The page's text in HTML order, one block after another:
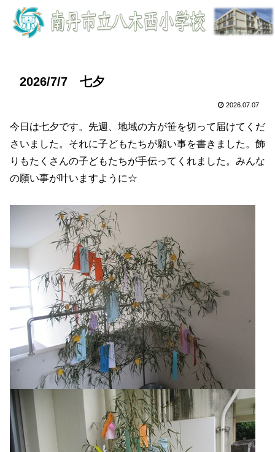
2026/7/7 七夕
2026.07.07
今日は七夕です。先週、地域の方が笹を切って届けてくだ
さいました。それに子どもたちが願い事を書きました。飾
りもたくさんの子どもたちが手伝ってくれました。みんな
の願い事が叶いますように☆